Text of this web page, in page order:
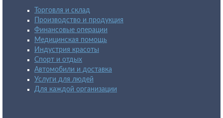
Торговля и склад
Производство и продукция
Финансовые операции
Медицинская помощь
Индустрия красоты
Спорт и отдых
Автомобили и доставка
Услуги для людей
Для каждой организации